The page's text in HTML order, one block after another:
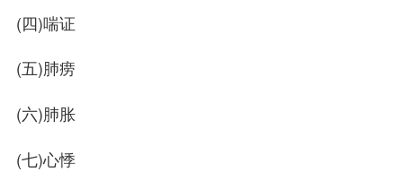
(四)喘证
(五)肺痨
(六)肺胀
(七)心悸